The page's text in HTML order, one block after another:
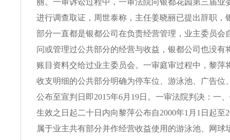
丽。一审诉讼过程中，一审法院向银都花园第三届业
进行调查取证，周世泰称，主任姜晓丽已提出辞职，
部分一直都是银都公司在负责经营管理，业主委员会
问或管理过公共部分的经营与收益，银都公司也没有
账目资料交给过业主委员会。一审庭审过程中，黎萍
收支明细的公共部分明确为停车位、游泳池、广告位
公布至宣判日即2015年6月19日。一审法院判决：一
生效之日起二十日内向黎萍公布自2000年1月1日起至
属于业主共有部分并作经营收益使用的游泳池、网球